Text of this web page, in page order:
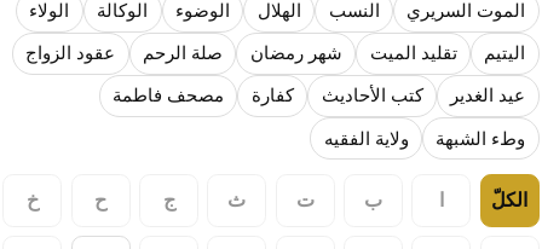
الموت السريري النسب الهلال الوضوء الوكالة الولاء
اليتيم تقليد الميت شهر رمضان صلة الرحم عقود الزواج
عيد الغدير كتب الأحاديث كفارة مصحف فاطمة
وطء الشبهة ولاية الفقيه
الكلّ ب ت ث ج ح خ